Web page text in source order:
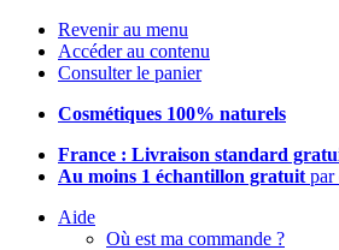
Revenir au menu
Accéder au contenu
Consulter le panier
Cosmétiques 100% naturels
France : Livraison standard
Au moins 1 échantillon gratuit par
Aide
Où est ma commande ?